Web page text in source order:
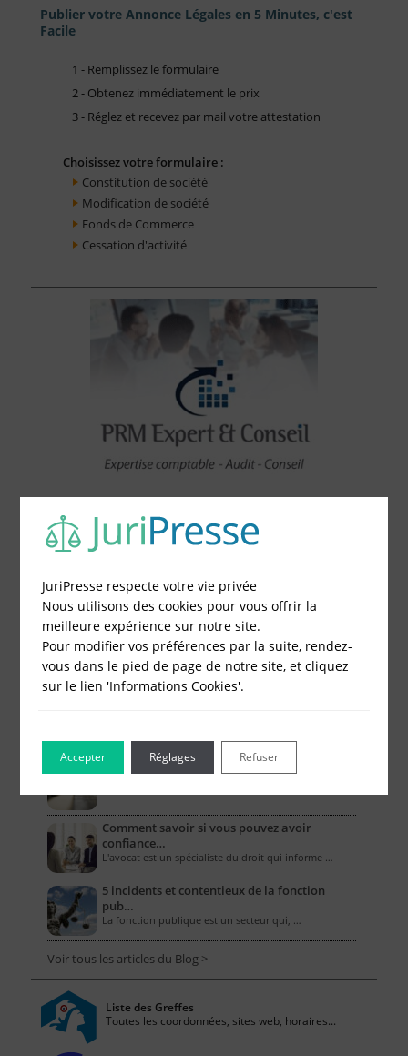
Publier votre Annonce Légales en 5 Minutes, c'est
Facile
1 - Remplissez le formulaire
2 - Obtenez immédiatement le prix
3 - Réglez et recevez par mail votre attestation
Choisissez votre formulaire :
Constitution de société
Modification de société
Fonds de Commerce
Cessation d'activité
Le Blog pour les Entreprises
Combien coûte un compte bancaire
professionne…
L’ouverture d’un compte bancaire professionnel …
Les assurances obligatoires des artisans
Comment savoir si vous pouvez avoir
confiance…
L'avocat est un spécialiste du droit qui informe …
5 incidents et contentieux de la fonction
pub…
La fonction publique est un secteur qui, …
Voir tous les articles du Blog >
Liste des Greffes
Toutes les coordonnées, sites web, horaires...
JuriPresse respecte votre vie privée
Nous utilisons des cookies pour vous offrir la
meilleure expérience sur notre site.
Pour modifier vos préférences par la suite, rendez-
vous dans le pied de page de notre site, et cliquez
sur le lien 'Informations Cookies'.
Accepter Refuser
Réglages